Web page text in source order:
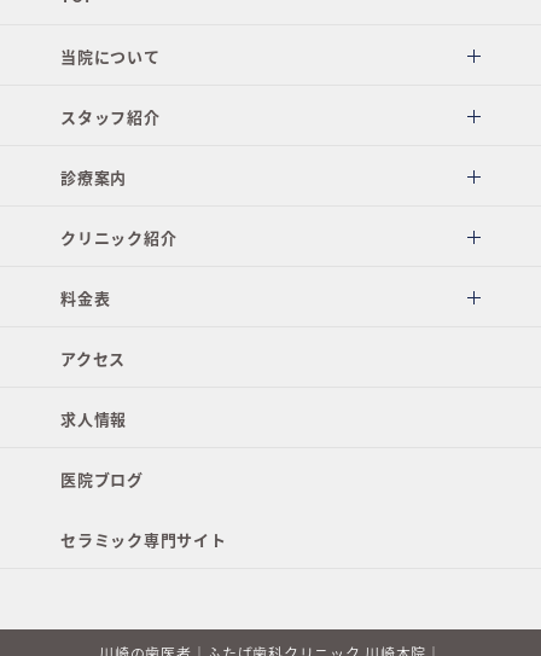
当院について
スタッフ紹介
診療案内
クリニック紹介
料金表
アクセス
求人情報
医院ブログ
セラミック専門サイト